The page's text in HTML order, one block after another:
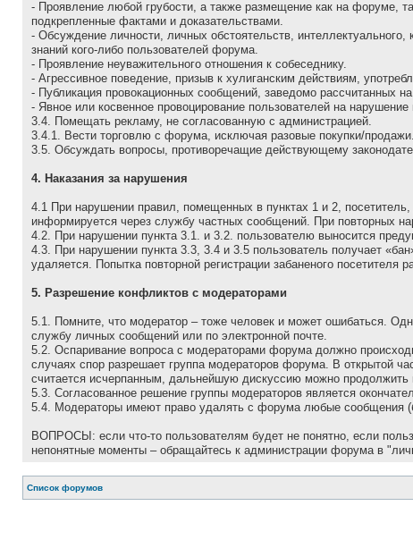
- Проявление любой грубости, а также размещение как на форуме,
подкрепленные фактами и доказательствами.
- Обсуждение личности, личных обстоятельств,
знаний кого-либо пользователей форума.
- Проявление неуважительного отношения к собеседнику.
- Агрессивное поведение, пpизыв к хулиганским действиям,
- Публикация провокационных сообщений, заведомо рассчитанных
- Явное или косвенное провоцирование пользователей на
3.4. Помещать рекламу, не согласованную с администрацией.
3.4.1. Вести торговлю с форума, исключая разовые покупки/продажи.
3.5. Обсуждать вопpосы, пpотивоpечащие действующему
4. Наказания за нарушения
4.1 Пpи наpушении пpавил, помещенных в пунктах 1 и 2,
инфоpмиpуется через службу частных сообщений. При повторных
4.2. При нарушении пункта 3.1. и 3.2. пользователю выносится
4.3. При нарушении пункта 3.3, 3.4 и 3.5 пользователь получает
удаляется. Попытка повторной регистрации забаненого
5. Разрешение конфликтов с модераторами
5.1. Помните, что модеpатоp – тоже человек и может ошибаться.
службу личных сообщений или по электронной почте.
5.2. Оспаривание вопроса с модераторами форума должно
случаях спор разрешает группа модераторов форума. В открытой
считается исчерпанным, дальнейшую дискуссию можно продолжить
5.3. Согласованное решение группы модераторов является
5.4. Модераторы имеют право удалять с форума любые сообщения
ВОПРОСЫ: если что-то пользователям будет не понятно, если
непонятные моменты – обращайтесь к администрации форума в
Список форумов